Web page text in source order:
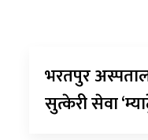
भरतपुर
सुत्केरी सेवा